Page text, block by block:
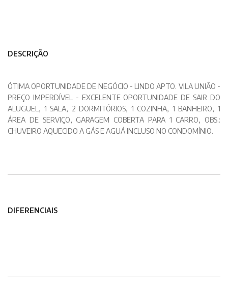
DESCRIÇÃO
ÓTIMA OPORTUNIDADE DE NEGÓCIO - LINDO APTO. VILA UNIÃO -
PREÇO IMPERDÍVEL - EXCELENTE OPORTUNIDADE DE SAIR DO
ALUGUEL, 1 SALA, 2 DORMITÓRIOS, 1 COZINHA, 1 BANHEIRO, 1
ÁREA DE SERVIÇO, GARAGEM COBERTA PARA 1 CARRO, OBS.:
CHUVEIRO AQUECIDO A GÁS E AGUÁ INCLUSO NO CONDOMÍNIO.
DIFERENCIAIS